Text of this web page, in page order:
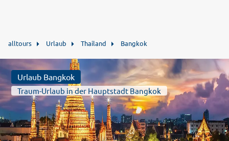
alltours Urlaub Thailand Bangkok
Urlaub Bangkok
Traum-Urlaub in der Hauptstadt Bangkok